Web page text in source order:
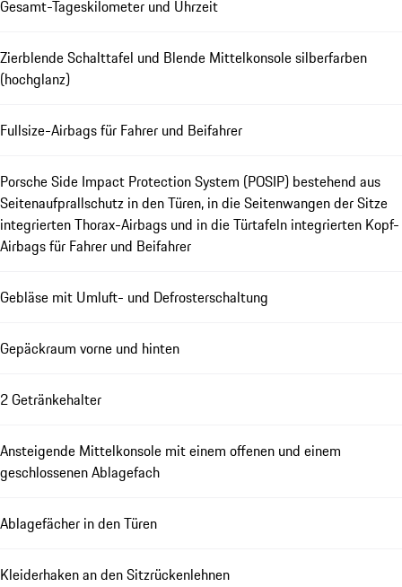
Gesamt-Tageskilometer und Uhrzeit
Zierblende Schalttafel und Blende Mittelkonsole silberfarben
(hochglanz)
Fullsize-Airbags für Fahrer und Beifahrer
Porsche Side Impact Protection System (POSIP) bestehend aus
Seitenaufprallschutz in den Türen, in die Seitenwangen der Sitze
integrierten Thorax-Airbags und in die Türtafeln integrierten Kopf-
Airbags für Fahrer und Beifahrer
Gebläse mit Umluft- und Defrosterschaltung
Gepäckraum vorne und hinten
2 Getränkehalter
Ansteigende Mittelkonsole mit einem offenen und einem
geschlossenen Ablagefach
Ablagefächer in den Türen
Kleiderhaken an den Sitzrückenlehnen